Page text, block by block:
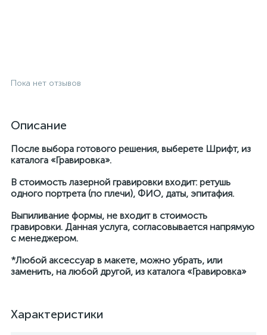
Пока нет отзывов
Описание
После выбора готового решения, выберете Шрифт, из
каталога «Гравировка».
В стоимость лазерной гравировки входит: ретушь
одного портрета (по плечи), ФИО, даты, эпитафия.
Выпиливание формы, не входит в стоимость
гравировки. Данная услуга, согласовывается напрямую
с менеджером.
*Любой аксессуар в макете, можно убрать, или
заменить, на любой другой, из каталога «Гравировка»
Характеристики